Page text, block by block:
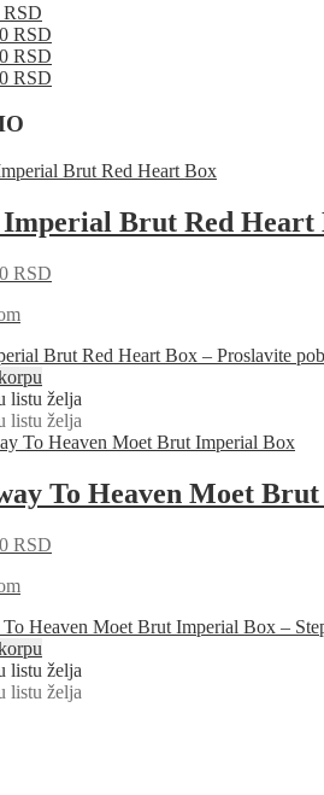
RSD
RSD
RSD
RSD
Brut Red Heart
RSD
Brut Red Heart Box – Proslavite
listu želja
listu želja
To Heaven Moet
RSD
Heaven Moet Brut Imperial Box –
listu želja
listu želja